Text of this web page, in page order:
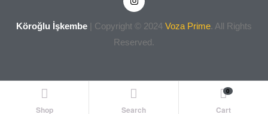
Köroğlu İşkembe | Copyright © 2024 Voza Prime. All Rights
Reserved.
Shop Search
0
Cart